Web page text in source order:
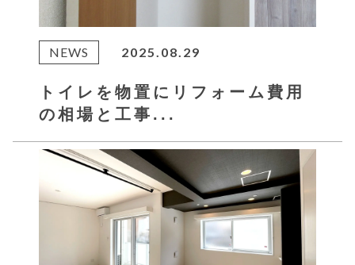
NEWS 2025.08.29
トイレを物置にリフォーム費用
の相場と工事...